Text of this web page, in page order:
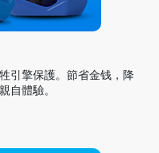
引擎保護。節省金钱，降
自體驗。